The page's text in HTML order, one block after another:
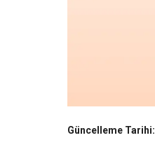
Güncelleme Tarihi: